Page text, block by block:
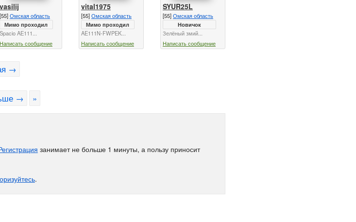
vasilij
[55]Омская область
Мимо проходил
Spacio AE111...
Написать сообщение
vital1975
[55]Омская область
Мимо проходил
AE111N-FWPEK...
Написать сообщение
SYUR25L
[55]Омская область
Новичок
Зелёный змий...
Написать сообщение
→
→ »
занимает не больше 1 минуты, а пользу приносит
.